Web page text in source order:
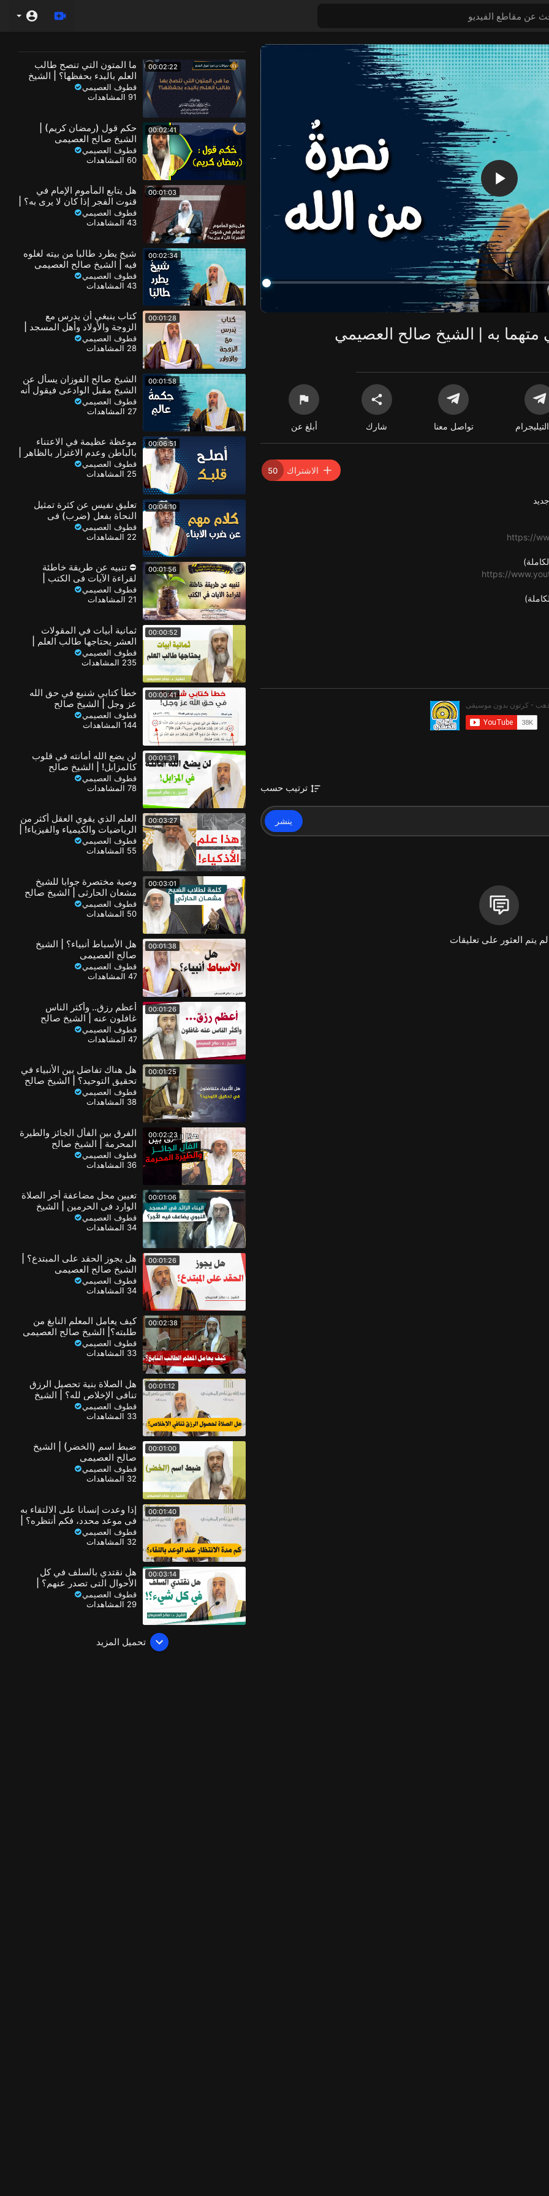
به | الشيخ صالح العصيمي
تواصل معنا شارك أبلغ عن
الاشتراك 50
https://
https://
https://
ترتيب حسب
ينشر
لم يتم العثور على تعليقات
00:02:22
ما المتون التي تنصح طالب
العلم بالبدء بحفظها؟ | الشيخ
صالح العصيمي
قطوف العصيمي
91 المشاهدات
00:02:41
حكم قول (رمضان كريم) |
الشيخ صالح العصيمي
قطوف العصيمي
60 المشاهدات
00:01:03
هل يتابع المأموم الإمام في
قنوت الفجر إذا كان لا يرى به؟ |
الشيخ صالح العصيمي
قطوف العصيمي
43 المشاهدات
00:02:34
شيخ يطرد طالبا من بيته لغلوه
فيه | الشيخ صالح العصيمي
قطوف العصيمي
43 المشاهدات
00:01:28
كتاب ينبغي أن يدرس مع
الزوجة والأولاد وأهل المسجد |
الشيخ صالح العصيمي
قطوف العصيمي
28 المشاهدات
00:01:58
الشيخ صالح الفوزان يسأل عن
الشيخ مقبل الوادعي فيقول أنه
لا يعرفه! | الشيخ صالح
العصيمي
قطوف العصيمي
27 المشاهدات
00:06:51
موعظة عظيمة في الاعتناء
بالباطن وعدم الاغترار بالظاهر |
الشيخ صالح العصيمي
قطوف العصيمي
25 المشاهدات
00:04:10
تعليق نفيس عن كثرة تمثيل
النحاة بفعل (ضرب) في
أمثلتهم | الشيخ صالح العصيمي
قطوف العصيمي
22 المشاهدات
00:01:56
⛔ تنبيه عن طريقة خاطئة
لقراءة الآيات في الكتب |
الشيخ صالح العصيمي
قطوف العصيمي
21 المشاهدات
00:00:52
ثمانية أبيات في المقولات
العشر يحتاجها طالب العلم |
الشيخ صالح العصيمي
قطوف العصيمي
235 المشاهدات
00:00:41
خطأ كتابي شنيع في حق الله
عز وجل | الشيخ صالح
العصيمي
قطوف العصيمي
144 المشاهدات
00:01:31
لن يضع الله أمانته في قلوب
كالمزابل! | الشيخ صالح
العصيمي
قطوف العصيمي
78 المشاهدات
00:03:27
العلم الذي يقوي العقل أكثر من
الرياضيات والكيمياء والفيزياء! |
الشيخ صالح العصيمي
قطوف العصيمي
55 المشاهدات
00:03:01
وصية مختصرة جوابا للشيخ
مشعان الحارثي | الشيخ صالح
العصيمي
قطوف العصيمي
50 المشاهدات
00:01:38
هل الأسباط أنبياء؟ | الشيخ
صالح العصيمي
قطوف العصيمي
47 المشاهدات
00:01:26
أعظم رزق.. وأكثر الناس
غافلون عنه | الشيخ صالح
العصيمي
قطوف العصيمي
47 المشاهدات
00:01:25
هل هناك تفاضل بين الأنبياء في
تحقيق التوحيد؟ | الشيخ صالح
العصيمي
قطوف العصيمي
38 المشاهدات
00:02:23
الفرق بين الفأل الجائز والطيرة
المحرمة | الشيخ صالح
العصيمي
قطوف العصيمي
36 المشاهدات
00:01:06
تعيين محل مضاعفة أجر الصلاة
الوارد في الحرمين | الشيخ
صالح العصيمي
قطوف العصيمي
34 المشاهدات
00:01:26
هل يجوز الحقد على المبتدع؟ |
الشيخ صالح العصيمي
قطوف العصيمي
34 المشاهدات
00:02:38
كيف يعامل المعلم النابغ من
طلبته؟| الشيخ صالح العصيمي
قطوف العصيمي
33 المشاهدات
00:01:12
هل الصلاة بنية تحصيل الرزق
تنافي الإخلاص لله؟ | الشيخ
صالح العصيمي
قطوف العصيمي
33 المشاهدات
00:01:00
ضبط اسم (الخضر) | الشيخ
صالح العصيمي
قطوف العصيمي
32 المشاهدات
00:01:40
إذا وعدت إنسانا على الالتقاء به
في موعد محدد، فكم أنتظره؟ |
الشيخ صالح العصيمي
قطوف العصيمي
32 المشاهدات
00:03:14
هل نقتدي بالسلف في كل
الأحوال التي تصدر عنهم؟ |
الشيخ صالح العصيمي
قطوف العصيمي
29 المشاهدات
تحميل المزيد